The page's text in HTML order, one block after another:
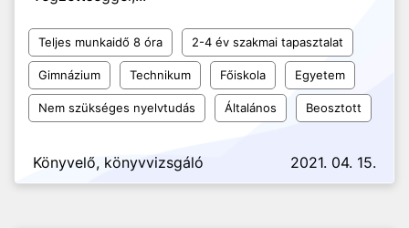
Teljes munkaidő 8 óra 2-4 év szakmai tapasztalat
Gimnázium Technikum Főiskola Egyetem
Nem szükséges nyelvtudás Általános Beosztott
Könyvelő, könyvvizsgáló 2021. 04. 15.